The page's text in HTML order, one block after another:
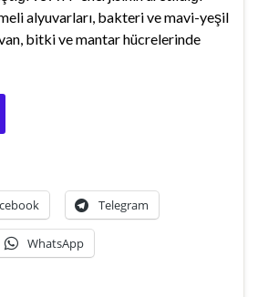
alyuvarları, bakteri ve mavi-yeşil
bitki ve mantar hücrelerinde
Telegram
WhatsApp